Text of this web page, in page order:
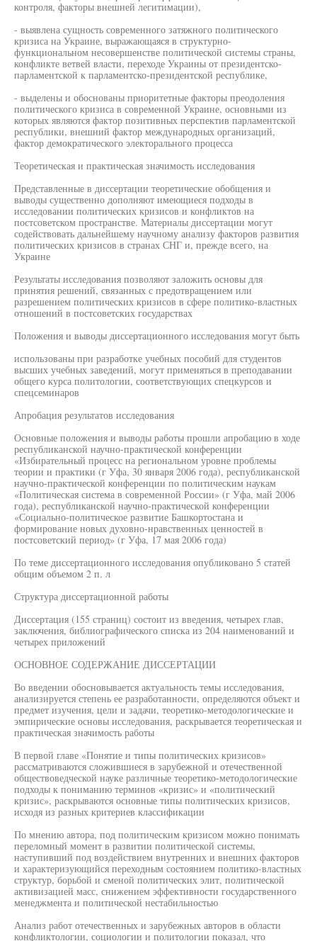
контроля, факторы внешней легитимации),
- выявлена сущность современного затяжного политического
кризиса на Украине, выражающаяся в структурно-
функциональном несовершенстве политической системы страны,
конфликте ветвей власти, переходе Украины от президентско-
парламентской к парламентско-президентской республике,
- выделены и обоснованы приоритетные факторы преодоления
политического кризиса в современной Украине, основными из
которых являются фактор позитивных перспектив парламентской
республики, внешний фактор международных организаций,
фактор демократического электорального процесса
Теоретическая и практическая значимость исследования
Представленные в диссертации теоретические обобщения и
выводы существенно дополняют имеющиеся подходы в
исследовании политических кризисов и конфликтов на
постсоветском пространстве. Материалы диссертации могут
содействовать дальнейшему научному анализу факторов развития
политических кризисов в странах СНГ и, прежде всего, на
Украине
Результаты исследования позволяют заложить основы для
принятия решений, связанных с предотвращением или
разрешением политических кризисов в сфере политико-властных
отношений в постсоветских государствах
Положения и выводы диссертационного исследования могут быть
использованы при разработке учебных пособий для студентов
высших учебных заведений, могут применяться в преподавании
общего курса политологии, соответствующих спецкурсов и
спецсеминаров
Апробация результатов исследования
Основные положения и выводы работы прошли апробацию в ходе
республиканской научно-практической конференции
«Избирательный процесс на региональном уровне проблемы
теории и практики (г Уфа, 30 января 2006 года), республиканской
научно-практической конференции по политическим наукам
«Политическая система в современной России» (г Уфа, май 2006
года), республиканской научно-практической конференции
«Социально-политическое развитие Башкортостана и
формирование новых духовно-нравственных ценностей в
постсоветский период» (г Уфа, 17 мая 2006 года)
По теме диссертационного исследования опубликовано 5 статей
общим объемом 2 п. л
Структура диссертационной работы
Диссертация (155 страниц) состоит из введения, четырех глав,
заключения, библиографического списка из 204 наименований и
четырех приложений
ОСНОВНОЕ СОДЕРЖАНИЕ ДИССЕРТАЦИИ
Во введении обосновывается актуальность темы исследования,
анализируется степень ее разработанности, определяются объект и
предмет изучения, цели и задачи, теоретико-методологические и
эмпирические основы исследования, раскрывается теоретическая и
практическая значимость работы
В первой главе «Понятие и типы политических кризисов»
рассматриваются сложившиеся в зарубежной и отечественной
обществоведческой науке различные теоретико-методологические
подходы к пониманию терминов «кризис» и «политический
кризис», раскрываются основные типы политических кризисов,
исходя из разных критериев классификации
По мнению автора, под политическим кризисом можно понимать
переломный момент в развитии политической системы,
наступивший под воздействием внутренних и внешних факторов
и характеризующийся переходным состоянием политико-властных
структур, борьбой и сменой политических элит, политической
активизацией масс, снижением эффективности государственного
менеджмента и политической нестабильностью
Анализ работ отечественных и зарубежных авторов в области
конфликтологии, социологии и политологии показал, что